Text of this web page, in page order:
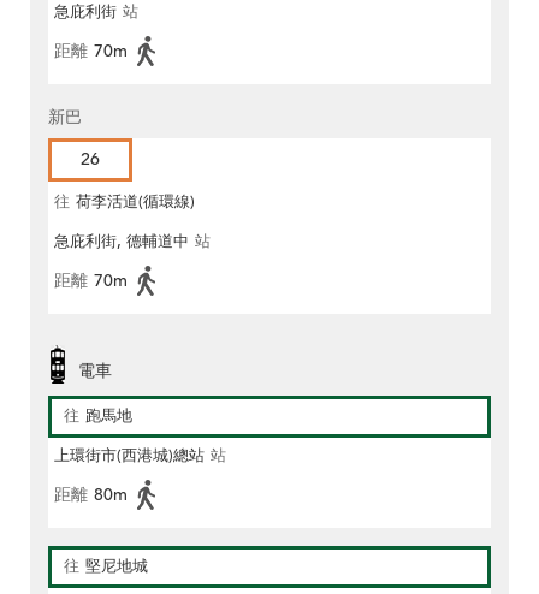
急庇利街 站
距離 70m
新巴
26
往 荷李活道(循環線)
急庇利街, 德輔道中 站
距離 70m
電車
往 跑馬地
上環街市(西港城)總站 站
距離 80m
往 堅尼地城